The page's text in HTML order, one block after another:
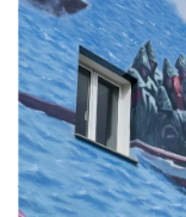
chegada do pescado á
distribuirán polos
Esta campaña de
necesidade de esixir
mercar un pescado ou
procedencia.
A lonxa de Laxe ofrece
pescados e mariscos,